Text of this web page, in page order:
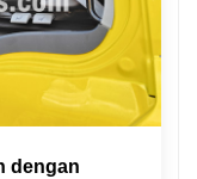
dengan